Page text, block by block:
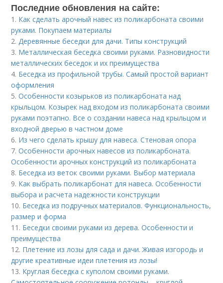
Последние обновления на сайте:
1. Как сделать арочный навес из поликарбоната своими
руками. Покупаем материалы
2. Деревянные беседки для дачи. Типы конструкций
3. Металлическая беседка своими руками. Разновидности
металлических беседок и их преимущества
4. Беседка из профильной трубы. Самый простой вариант
оформления
5.Особенности козырьков из поликарбоната над
крыльцом. Козырек над входом из поликарбоната своими
руками поэтапно. Все о создании навеса над крыльцом и
входной дверью в частном доме
6. Из чего сделать крышу для навеса. Стеновая опора
7.Особенности арочных навесов из поликарбоната.
Особенности арочных конструкций из поликарбоната
8. Беседка из веток своими руками. Выбор материала
9. Как выбрать поликарбонат для навеса. Особенности
выбора и расчета надежности конструкции
10. Беседка из подручных материалов. Функциональность,
размер и форма
11. Беседки своими руками из дерева. Особенности и
преимущества
12. Плетение из лозы для сада и дачи. Живая изгородь и
другие креативные идеи плетения из лозы!
13. Круглая беседка с куполом своими руками.